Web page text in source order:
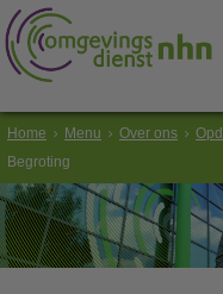
Home Menu Over ons
Begroting